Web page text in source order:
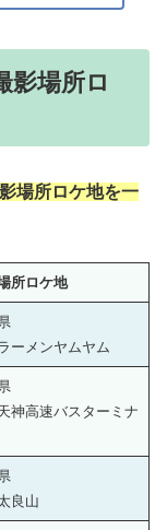
影場所ロ
場所ロケ地を一
所ロケ地
ーメンヤムヤム
神高速バスターミナ
良山